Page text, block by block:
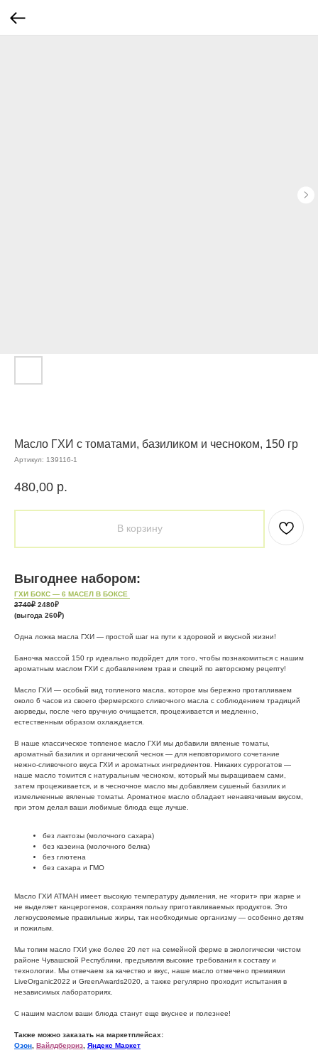
Масло ГХИ с томатами, базиликом и чесноком, 150 гр
Артикул: 139116-1
480,00 р.
В корзину
Выгоднее набором:
ГХИ БОКС — 6 МАСЕЛ В БОКСЕ
2740₽ 2480₽
(выгода 260₽)
Одна ложка масла ГХИ — простой шаг на пути к здоровой и вкусной жизни!
Баночка массой 150 гр идеально подойдет для того, чтобы познакомиться с нашим
ароматным маслом ГХИ с добавлением трав и специй по авторскому рецепту!
Масло ГХИ — особый вид топленого масла, которое мы бережно протапливаем
около 6 часов из своего фермерского сливочного масла с соблюдением традиций
аюрведы, после чего вручную очищается, процеживается и медленно,
естественным образом охлаждается.
В наше классическое топленое масло ГХИ мы добавили вяленые томаты,
ароматный базилик и органический чеснок — для неповторимого сочетание
нежно-сливочного вкуса ГХИ и ароматных ингредиентов. Никаких суррогатов —
наше масло томится с натуральным чесноком, который мы выращиваем сами,
затем процеживается, и в чесночное масло мы добавляем сушеный базилик и
измельченные вяленые томаты. Ароматное масло обладает ненавязчивым вкусом,
при этом делая ваши любимые блюда еще лучше.
без лактозы (молочного сахара)
без казеина (молочного белка)
без глютена
без сахара и ГМО
Масло ГХИ АТМАН имеет высокую температуру дымления, не «горит» при жарке и
не выделяет канцерогенов, сохраняя пользу приготавливаемых продуктов. Это
легкоусвояемые правильные жиры, так необходимые организму — особенно детям
и пожилым.
Мы топим масло ГХИ уже более 20 лет на семейной ферме в экологически чистом
районе Чувашской Республики, предъявляя высокие требования к составу и
технологии. Мы отвечаем за качество и вкус, наше масло отмечено премиями
LiveOrganic2022 и GreenAwards2020, а также регулярно проходит испытания в
независимых лабораториях.
С нашим маслом ваши блюда станут еще вкуснее и полезнее!
Также можно заказать на маркетплейсах:
Озон Вайлдберриз Яндекс Маркет